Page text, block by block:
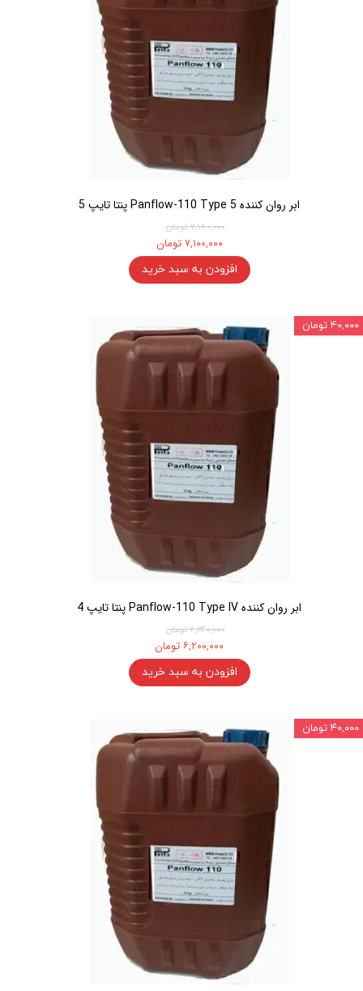
ابر روان کننده Panflow-110 Type 5 پنتا تایپ 5
۷,۱۸۰,۰۰۰ تومان
۷,۱۰۰,۰۰۰ تومان
افزودن به سبد خرید
ابر روان کننده Panflow-110 Type IV پنتا تایپ 4
۶,۲۴۰,۰۰۰ تومان
۶,۲۰۰,۰۰۰ تومان
افزودن به سبد خرید
۴۰,۰۰۰ تومان
۴۰,۰۰۰ تومان